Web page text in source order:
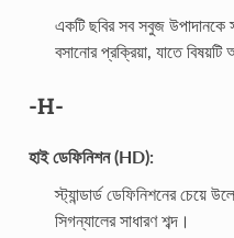
একটি ছবির সব সবুজ উপাদানকে
বসানোর প্রক্রিয়া, যাতে
-H-
হাই ডেফিনিশন (HD):
স্ট্যান্ডার্ড ডেফিনিশনের চেয়ে
সিগন্যালের সাধারণ শব্দ।